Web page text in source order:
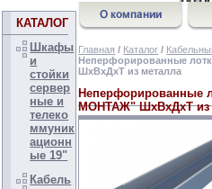
КАТАЛОГ
Шкафы
и
стойки
сервер
ные и
телеко
ммуник
ационн
ые 19"
Кабель
Главная / Каталог /
Неперфорированные
ШхВхДхТ из металла
Неперфорированные
МОНТАЖ" ШхВхДхТ из